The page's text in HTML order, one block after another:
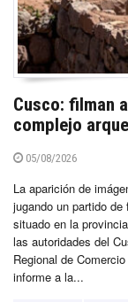
Cusco: filman
complejo
05/08/2026
La aparición de
jugando un partido
situado en la
las autoridades del
Regional de
informe a la...